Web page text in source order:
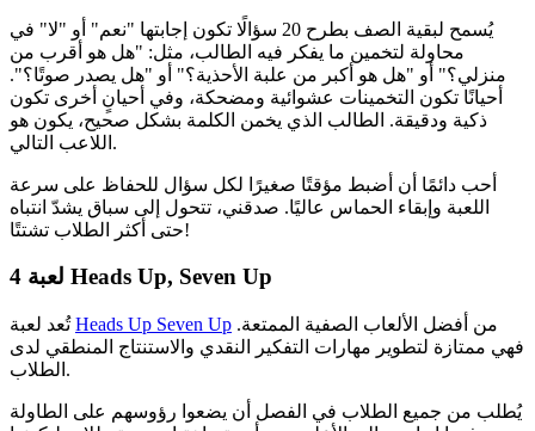
يُسمح لبقية الصف بطرح 20 سؤالًا تكون إجابتها "نعم" أو "لا" في
محاولة لتخمين ما يفكر فيه الطالب، مثل: "هل هو أقرب من
منزلي؟" أو "هل هو أكبر من علبة الأحذية؟" أو "هل يصدر صوتًا؟".
أحيانًا تكون التخمينات عشوائية ومضحكة، وفي أحيانٍ أخرى تكون
ذكية ودقيقة. الطالب الذي يخمن الكلمة بشكل صحيح، يكون هو
اللاعب التالي.
أحب دائمًا أن أضبط مؤقتًا صغيرًا لكل سؤال للحفاظ على سرعة
اللعبة وإبقاء الحماس عاليًا. صدقني، تتحول إلى سباق يشدّ انتباه
حتى أكثر الطلاب تشتتًا!
4 لعبة Heads Up, Seven Up
تُعد لعبةHeads Up Seven Up
فهي ممتازة لتطوير مهارات التفكير النقدي والاستنتاج المنطقي لدى
الطلاب.
يُطلب من جميع الطلاب في الفصل أن يضعوا رؤوسهم على الطاولة